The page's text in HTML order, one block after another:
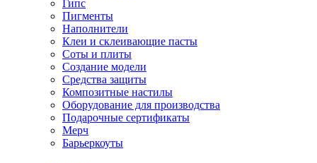
Гипс
Пигменты
Наполнители
Клеи и склеивающие пасты
Соты и плиты
Создание модели
Средства защиты
Композитные настилы
Оборудование для производства
Подарочные сертификаты
Мерч
Барьеркоуты